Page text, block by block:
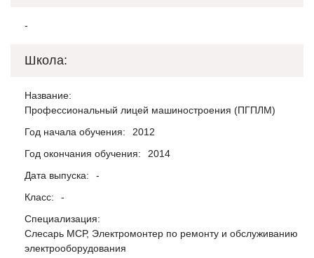
-
Школа:
Название:
Профессиональный лицей машиностроения (ПГПЛМ)
Год начала обучения:
2012
Год окончания обучения:
2014
Дата выпуска:
-
Класс:
-
Специализация:
Слесарь МСР, Электромонтер по ремонту и обслуживанию
электрооборудования